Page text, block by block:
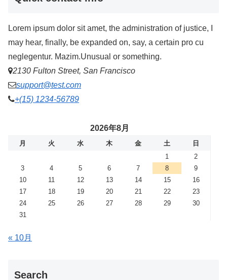
Lorem ipsum dolor sit amet, the administration of justice, I
may hear, finally, be expanded on, say, a certain pro cu
neglegentur. Mazim.Unusual or something.
2130 Fulton Street, San Francisco
support@test.com
+(15) 1234-56789
2026年8月
月 火 水 木 金 土
日
1
2
3
4 5 6 7 8
9
10
11 12 13 14 15
16
17
18 19 20 21 22
23
24
25 26 27 28 29
30
31
« 10月
Search